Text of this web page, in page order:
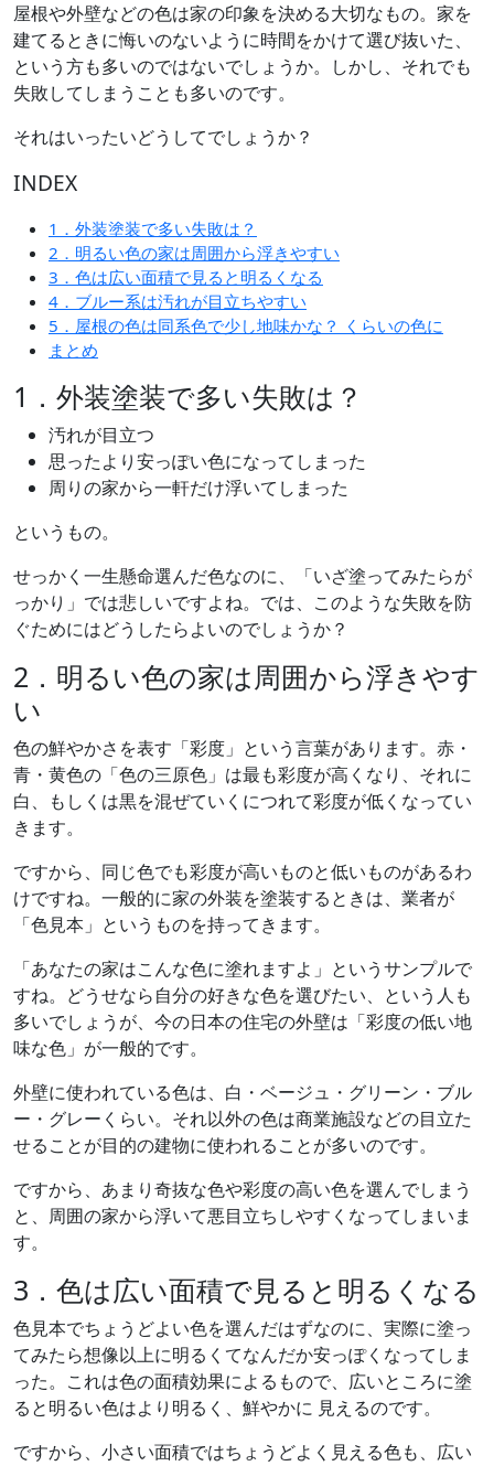
屋根や外壁などの色は家の印象を決める大切なもの。家を
建てるときに悔いのないように時間をかけて選び抜いた、
という方も多いのではないでしょうか。しかし、それでも
失敗してしまうことも多いのです。
それはいったいどうしてでしょうか？
INDEX
1．外装塗装で多い失敗は？
2．明るい色の家は周囲から浮きやすい
3．色は広い面積で見ると明るくなる
4．ブルー系は汚れが目立ちやすい
5．屋根の色は同系色で少し地味かな？ くらいの色に
まとめ
1．外装塗装で多い失敗は？
汚れが目立つ
思ったより安っぽい色になってしまった
周りの家から一軒だけ浮いてしまった
というもの。
せっかく一生懸命選んだ色なのに、「いざ塗ってみたらが
っかり」では悲しいですよね。では、このような失敗を防
ぐためにはどうしたらよいのでしょうか？
2．明るい色の家は周囲から浮きやす
い
色の鮮やかさを表す「彩度」という言葉があります。赤・
青・黄色の「色の三原色」は最も彩度が高くなり、それに
白、もしくは黒を混ぜていくにつれて彩度が低くなってい
きます。
ですから、同じ色でも彩度が高いものと低いものがあるわ
けですね。一般的に家の外装を塗装するときは、業者が
「色見本」というものを持ってきます。
「あなたの家はこんな色に塗れますよ」というサンプルで
すね。どうせなら自分の好きな色を選びたい、という人も
多いでしょうが、今の日本の住宅の外壁は「彩度の低い地
味な色」が一般的です。
外壁に使われている色は、白・ベージュ・グリーン・ブル
ー・グレーくらい。それ以外の色は商業施設などの目立た
せることが目的の建物に使われることが多いのです。
ですから、あまり奇抜な色や彩度の高い色を選んでしまう
と、周囲の家から浮いて悪目立ちしやすくなってしまいま
す。
3．色は広い面積で見ると明るくなる
色見本でちょうどよい色を選んだはずなのに、実際に塗っ
てみたら想像以上に明るくてなんだか安っぽくなってしま
った。これは色の面積効果によるもので、広いところに塗
ると明るい色はより明るく、鮮やかに 見えるのです。
ですから、小さい面積ではちょうどよく見える色も、広い